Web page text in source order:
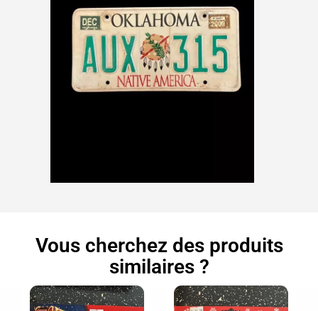
Vous cherchez des produits
similaires ?